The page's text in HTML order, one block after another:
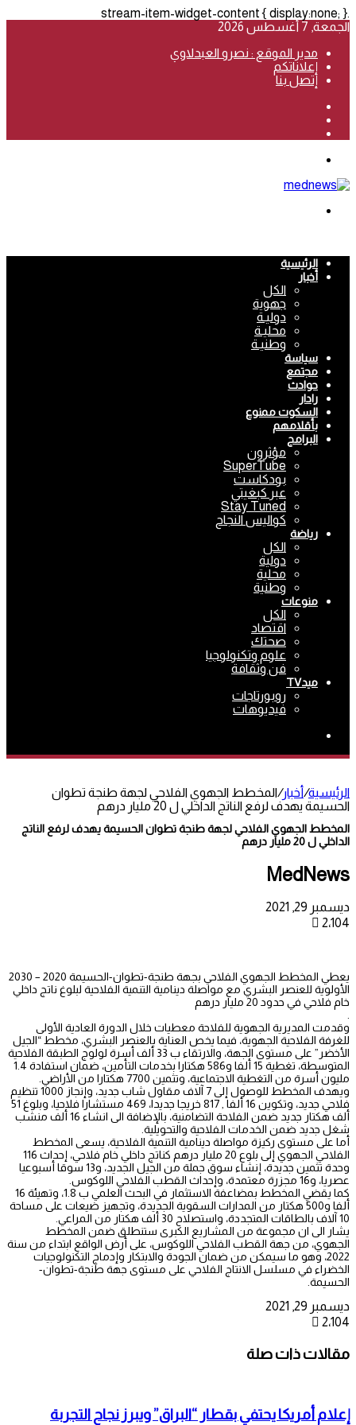
.stream-item-widget-content { display:none; }
الجمعة, 7 أغسطس 2026
مدير الموقع : نصرو العبدلاوي
إعلاناتكم
إتصل بنا
الرئيسية
أخبار
الكل
جهوية
دوليـة
محليـة
وطنيـة
سياسة
مجتمع
حوادث
رادار
السكوت ممنوع
بأقلامهم
البرامج
مؤثرون
SuperTube
بودكاست
عبر كبغيتي
Stay Tuned
كواليس النجاح
رياضة
الكل
دولية
محلية
وطنية
منوعات
الكل
اقتصاد
صحتك
علوم وتكنولوجيا
فن وثقافة
ميدTV
روبورتاجات
فيديوهات
الرئيسية/أخبار/المخطط الجهوي الفلاحي لجهة طنجة تطوان
الحسيمة يهدف لرفع الناتج الداخلي ل 20 مليار درهم
المخطط الجهوي الفلاحي لجهة طنجة تطوان الحسيمة يهدف لرفع الناتج
الداخلي ل 20 مليار درهم
MedNews
ديسمبر 29, 2021
2٬104
يعطي المخطط الجهوي الفلاحي بجهة طنجة-تطوان-الحسيمة 2020 – 2030
الأولوية للعنصر البشري مع مواصلة دينامية التنمية الفلاحية لبلوغ ناتج داخلي
خام فلاحي في حدود 20 مليار درهم
.
وقدمت المديرية الجهوية للفلاحة معطيات خلال الدورة العادية الأولى
للغرفة الفلاحية الجهوية، فيما يخص العناية بالعنصر البشري، مخطط “الجيل
الأخضر” على مستوى الجهة، والارتقاء ب 33 ألف أسرة لولوج الطبقة الفلاحية
المتوسطة، تغطية 15 ألفا و586 هكتارا بخدمات التأمين، ضمان استفادة 1.4
مليون أسرة من التغطية الاجتماعية، وتثمين 7700 هكتارا من الأراضي.
ويهدف المخطط للوصول إلى 7 آلاف مقاول شاب جديد، وإنجاز 1000 تنظيم
فلاحي جديد، وتكوين 16 ألفا , 817 خريجا جديدا، 469 مستشارا فلاحيا، وبلوغ 51
ألف هكتار جديد ضمن الفلاحة التضامنية، بالإضافة الى انشاء 16 ألف منشب
شغل جديد ضمن الخدمات الفلاحية والتحويلية.
أما على مستوى ركيزة مواصلة دينامية التنمية الفلاحية، يسعى المخطط
الفلاحي الجهوي إلى بلوع 20 مليار درهم كناتج داخلي خام فلاحي، إحداث 116
وحدة تثمين جديدة، إنشاء سوق جملة من الجيل الجديد، و13 سوقا أسبوعيا
عصريا، و16 مجزرة معتمدة، وإحداث القطب الفلاحي اللوكوس.
كما يقضي المخطط بمضاعفة الاستثمار في البحث العلمي ب 1.8، وتهيئة 16
ألفا و500 هكتار من المدارات السقوية الجديدة، وتجهيز ضيعات على مساحة
10 آلاف بالطاقات المتجددة، واستصلاح 30 ألف هكتار من المراعي.
يشار الى ان مجموعة من المشاريع الكبرى ستنطلق ضمن المخطط
الجهوي، من جهة القطب الفلاحي اللوكوس، على أرض الواقع ابتداء من سنة
2022، وهو ما سيمكن من ضمان الجودة والابتكار وإدماج التكنولوجيات
الخضراء في مسلسل الانتاج الفلاحي على مستوى جهة طنجة-تطوان-
الحسيمة.
ديسمبر 29, 2021
2٬104
مقالات ذات صلة
إعلام أمريكا يحتفي بقطار “البراق” ويبرز نجاح التجربة